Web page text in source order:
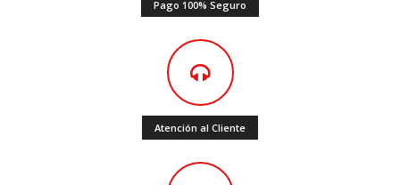
Pago 100% Seguro
Atención al Cliente